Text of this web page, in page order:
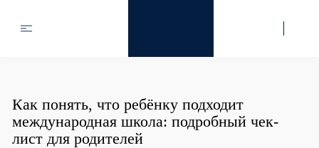
Как понять, что ребёнку подходит
международная школа: подробный чек-
лист для родителей